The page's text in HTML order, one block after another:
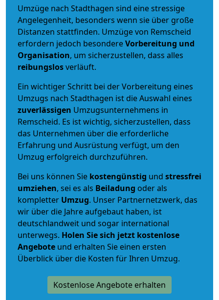
Umzüge nach Stadthagen sind eine stressige
Angelegenheit, besonders wenn sie über große
Distanzen stattfinden. Umzüge von Remscheid
erfordern jedoch besondereVorbereitung und
Organisation, um sicherzustellen, dass alles
reibungslosverläuft.
Ein wichtiger Schritt bei der Vorbereitung eines
Umzugs nach Stadthagen ist die Auswahl eines
zuverlässigen Umzugsunternehmens in
Remscheid. Es ist wichtig, sicherzustellen, dass
das Unternehmen über die erforderliche
Erfahrung und Ausrüstung verfügt, um den
Umzug erfolgreich durchzuführen.
Bei uns können Sie kostengünstig und stressfrei
umziehen, sei es als Beiladung oder als
kompletter Umzug. Unser Partnernetzwerk, das
wir über die Jahre aufgebaut haben, ist
deutschlandweit und sogar international
unterwegs. Holen Sie sich jetzt kostenlose
Angebote und erhalten Sie einen ersten
Überblick über die Kosten für Ihren Umzug.
Kostenlose Angebote erhalten